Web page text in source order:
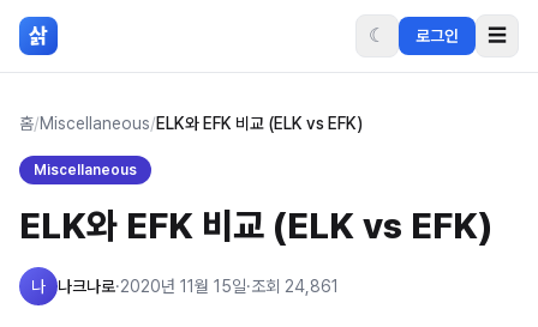
본문 바로가기
삵 ☾ 로그인 ☰
홈/Miscellaneous/ELK와 EFK 비교 (ELK vs EFK)
Miscellaneous
ELK와 EFK 비교 (ELK vs EFK)
나 나크나로·2020년 11월 15일·조회 24,861